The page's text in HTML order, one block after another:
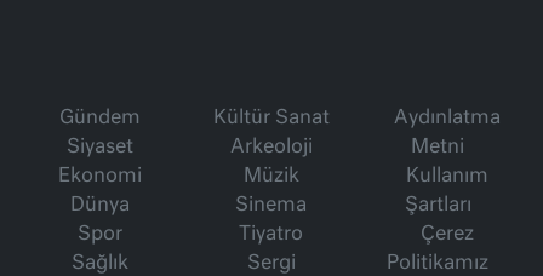
Gündem
Siyaset
Ekonomi
Dünya
Spor
Sağlık
Kültür Sanat
Arkeoloji
Müzik
Sinema
Tiyatro
Sergi
Aydınlatma
Metni
Kullanım
Şartları
Çerez
Politikamız